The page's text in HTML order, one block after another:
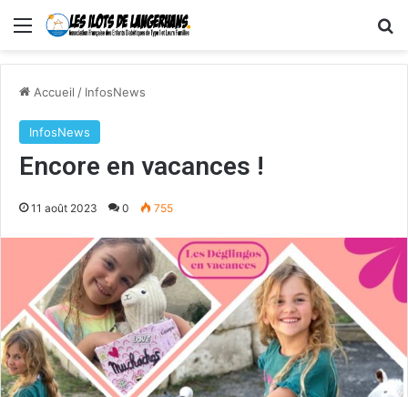
Menu
Accueil / InfosNews
InfosNews
Encore en vacances !
11 août 2023 0 755